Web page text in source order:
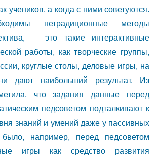
учеников, а когда с ними советуются.
нетрадиционные методы
это такие интерактивные
работы, как творческие группы,
круглые столы, деловые игры, на
дают наибольший результат. Из
что задания данные перед
педсоветом подталкивают к
знаний и умений даже у пассивных
было, например, перед педсоветом
игры как средство развития